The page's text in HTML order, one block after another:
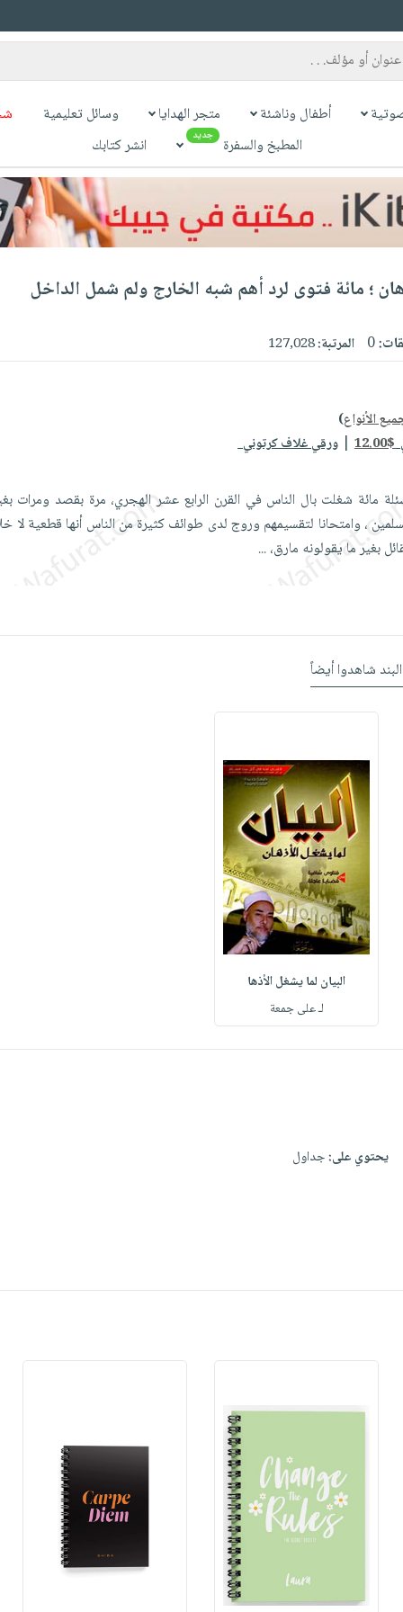
أطفال وناشئة متجر الهدايا وسائل تعليمية
المطبخ والسفرة
جديد انشر كتابك
؛ مائة فتوى لرد أهم شبه الخارج ولم شمل الداخل
0 المرتبة:127,028
الأنواع)
12.00$
| ورقي غلاف كرتوني
مائة شغلت بال الناس في القرن الرابع عشر الهجري، مرة بقصد ومرات
، وامتحانا لتقسيمهم وروج لدى طوائف كثيرة من الناس أنها قطعية لا
بغير ما يقولونه مارق،...
شاهدوا أيضاً
البيان لما يشغل الأذها
لـ على جمعة
يحتوي على:جداول